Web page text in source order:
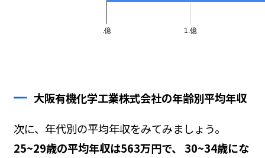
大阪有機化学工業株式会社の年齢別平均年収
次に、年代別の平均年収をみてみましょう。
25~29歳の平均年収は563万円で、 30~34歳にな